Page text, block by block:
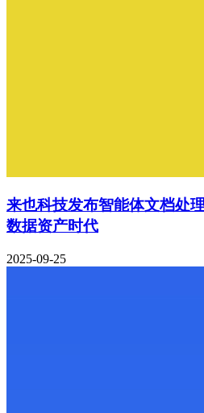
来也科技发布智能体文档处
数据资产时代
2025-09-25